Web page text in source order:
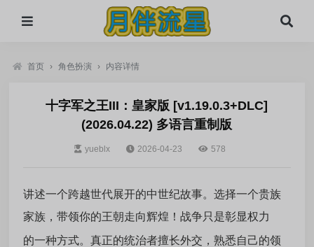
首页 › 角色扮演 › 内容详情
十字军之王III：皇家版 [v1.19.0.3+DLC]
(2026.04.22) 多语言重制版
yueblx 2026-04-23 578
讲述一个跨越世代展开的中世纪故事。选择一个贵族
家族，带领你的王朝走向辉煌！战争只是彰显权力
的一种方式。真正的统治者擅长外交，熟悉自己的领